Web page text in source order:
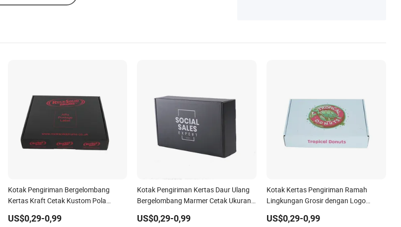
Kotak Pengiriman Bergelombang
Kertas Kraft Cetak Kustom Pola
US$0,29-0,99
Kotak Pengiriman Kertas Daur Ulang
Bergelombang Marmer Cetak Ukuran
US$0,29-0,99
Kotak Kertas Pengiriman Ramah
Lingkungan Grosir dengan Logo
US$0,29-0,99